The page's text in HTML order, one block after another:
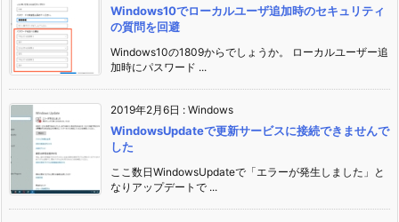
Windows10でローカルユーザ追加時のセキュリティ
の質問を回避
Windows10の1809からでしょうか。 ローカルユーザー追
加時にパスワード ...
2019年2月6日 : Windows
WindowsUpdateで更新サービスに接続できませんで
した
ここ数日WindowsUpdateで「エラーが発生しました」と
なりアップデートで ...